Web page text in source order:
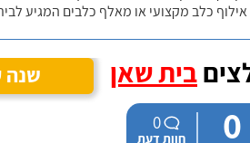
אילוף כלב מקצועי או מאלף כלבים המגיע
בית שאן שנה
0
0
חוות דעת